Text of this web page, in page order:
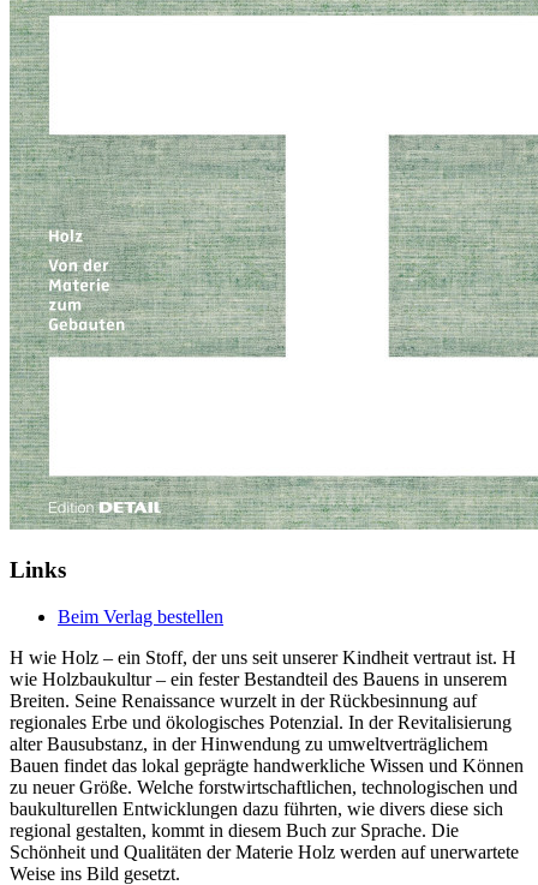
Links
Beim Verlag bestellen
H wie Holz – ein Stoff, der uns seit unserer Kindheit vertraut ist. H
wie Holzbaukultur – ein fester Bestandteil des Bauens in unserem
Breiten. Seine Renaissance wurzelt in der Rückbesinnung auf
regionales Erbe und ökologisches Potenzial. In der Revitalisierung
alter Bausubstanz, in der Hinwendung zu umweltverträglichem
Bauen findet das lokal geprägte handwerkliche Wissen und Können
zu neuer Größe. Welche forstwirtschaftlichen, technologischen und
baukulturellen Entwicklungen dazu führten, wie divers diese sich
regional gestalten, kommt in diesem Buch zur Sprache. Die
Schönheit und Qualitäten der Materie Holz werden auf unerwartete
Weise ins Bild gesetzt.